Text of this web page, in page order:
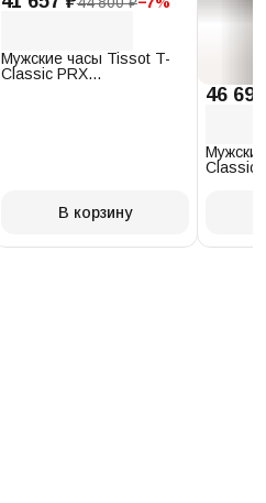
Мужские часы Tissot T-
Classic PRX
В корзину
46
Classic